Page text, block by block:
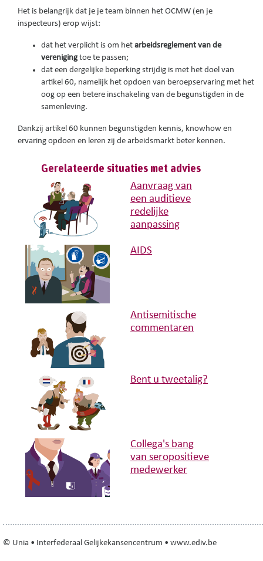
Het is belangrijk dat je je team binnen het OCMW (en je
inspecteurs) erop wijst:
dat het verplicht is om het arbeidsreglement van de
verenigingtoe te passen;
dat een dergelijke beperking strijdig is met het doel van
artikel 60, namelijk het opdoen van beroepservaring met het
oog op een betere inschakeling van de begunstigden in de
samenleving.
Dankzij artikel 60 kunnen begunstigden kennis, knowhow en
ervaring opdoen en leren zij de arbeidsmarkt beter kennen.
Gerelateerde situaties met advies
Aanvraag van
een auditieve
redelijke
aanpassing
AIDS
Antisemitische
commentaren
Bent u tweetalig?
Collega's bang
van seropositieve
medewerker
© Unia • Interfederaal Gelijkekansencentrum • www.ediv.be